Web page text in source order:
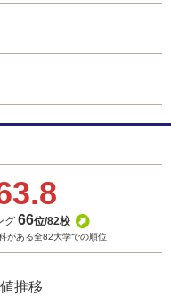
グ 66位/82校
がある全82大学での順位